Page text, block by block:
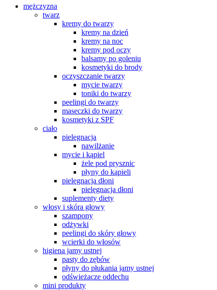
mężczyzna
twarz
kremy do twarzy
kremy na dzień
kremy na noc
kremy pod oczy
balsamy po goleniu
kosmetyki do brody
oczyszczanie twarzy
mycie twarzy
toniki do twarzy
peelingi do twarzy
maseczki do twarzy
kosmetyki z SPF
ciało
pielęgnacja
nawilżanie
mycie i kąpiel
żele pod prysznic
płyny do kąpieli
pielęgnacja dłoni
pielęgnacja dłoni
suplementy diety
włosy i skóra głowy
szampony
odżywki
peelingi do skóry głowy
wcierki do włosów
higiena jamy ustnej
pasty do zębów
płyny do płukania jamy ustnej
odświeżacze oddechu
mini produkty